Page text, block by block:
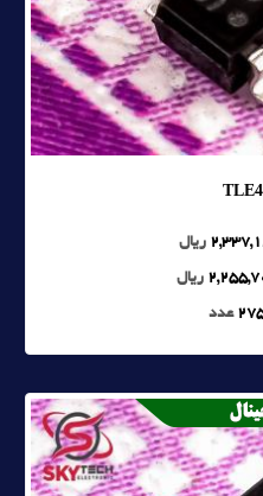
ریال
ریال
عدد